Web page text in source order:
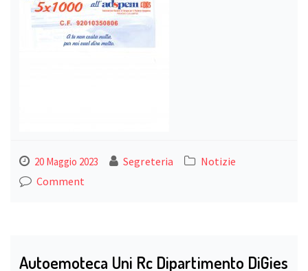
20 Maggio 2023 Segreteria
Notizie
Comment
Autoemoteca Uni Rc Dipartimento DiGies